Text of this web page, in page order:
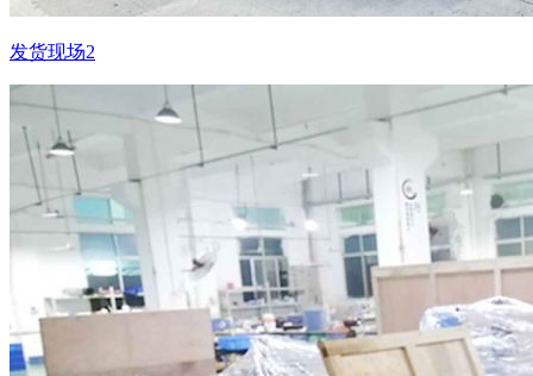
发货现场2